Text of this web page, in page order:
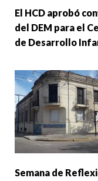
El HCD aprobó
del DEM para el
de Desarrollo
Semana de